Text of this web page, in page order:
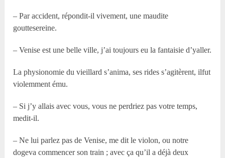
– Par accident, répondit-il vivement, une maudite
gouttesereine.
– Venise est une belle ville, j’ai toujours eu la fantaisie d’yaller.
La physionomie du vieillard s’anima, ses rides s’agitèrent, ilfut
violemment ému.
– Si j’y allais avec vous, vous ne perdriez pas votre temps,
medit-il.
– Ne lui parlez pas de Venise, me dit le violon, ou notre
dogeva commencer son train ; avec ça qu’il a déjà deux